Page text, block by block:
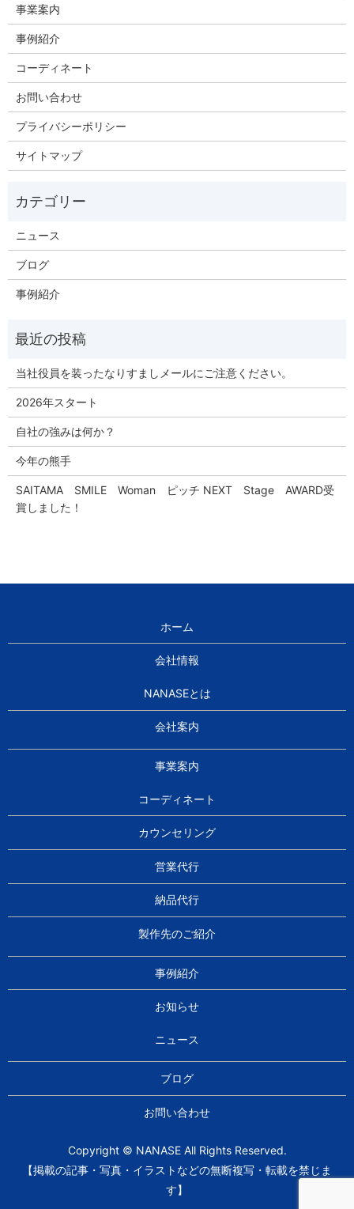
事業案内
事例紹介
コーディネート
お問い合わせ
プライバシーポリシー
サイトマップ
ニュース
ブログ
事例紹介
当社役員を装ったなりすましメールにご注意ください。
2026年スタート
自社の強みは何か？
今年の熊手
SAITAMA SMILE Woman ピッチ NEXT Stage AWARD受
賞しました！
ホーム
会社情報
NANASEとは
会社案内
事業案内
コーディネート
カウンセリング
営業代行
納品代行
製作先のご紹介
事例紹介
お知らせ
ニュース
ブログ
お問い合わせ
Copyright © NANASE All Rights Reserved.
【掲載の記事・写真・イラストなどの無断複写・転載を禁じま
す】